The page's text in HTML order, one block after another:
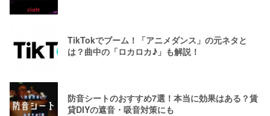
TikTokでブーム！「アニメダンス」の元ネタと
は？曲中の「ロカロカ♪」も解説！
防音シートのおすすめ7選！本当に効果はある？賃
貸DIYの遮音・吸音対策にも